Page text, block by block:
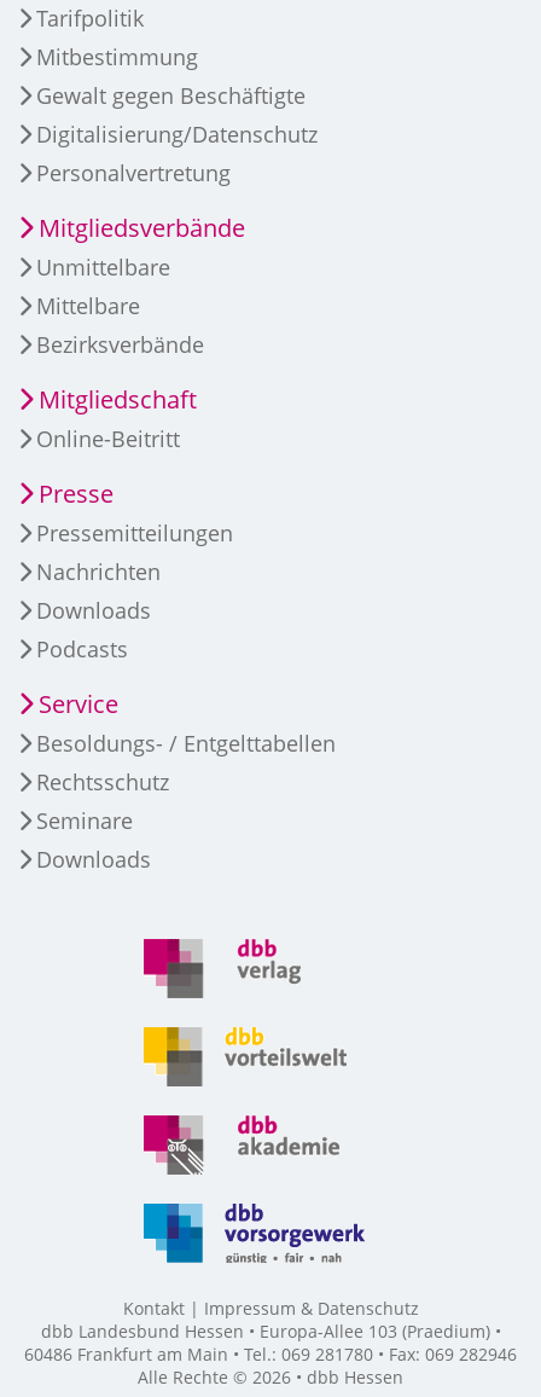
Tarifpolitik
Mitbestimmung
Gewalt gegen Beschäftigte
Digitalisierung/Datenschutz
Personalvertretung
Mitgliedsverbände
Unmittelbare
Mittelbare
Bezirksverbände
Mitgliedschaft
Online-Beitritt
Presse
Pressemitteilungen
Nachrichten
Downloads
Podcasts
Service
Besoldungs- / Entgelttabellen
Rechtsschutz
Seminare
Downloads
Kontakt
Impressum & Datenschutz
dbb Landesbund Hessen • Europa-Allee 103 (Praedium) •
60486 Frankfurt am Main • Tel.: 069 281780 • Fax: 069 282946
Alle Rechte © 2026 • dbb Hessen